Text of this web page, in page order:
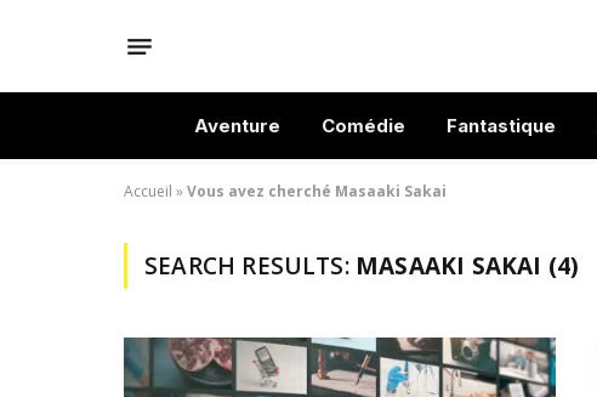
Aventure Comédie Fantastique
Accueil »Vous avez cherché Masaaki Sakai
SEARCH RESULTS: MASAAKI SAKAI (4)